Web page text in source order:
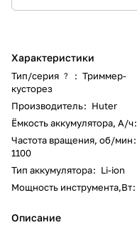
Характеристики
Тип/серия ? : Триммер-
кусторез
Производитель: Huter
Ёмкость аккумулятора, А/ч:
Частота вращения, об/мин:
1100
Тип аккумулятора: Li-ion
Мощность инструмента,Вт:
Описание